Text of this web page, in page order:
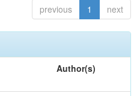
previous 1 next
Author(s)